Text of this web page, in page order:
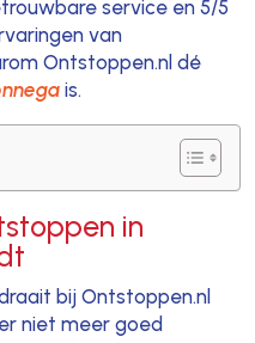
service en 5/5
van
Ontstoppen.nl dé
is.
in
bij Ontstoppen.nl
niet meer goed